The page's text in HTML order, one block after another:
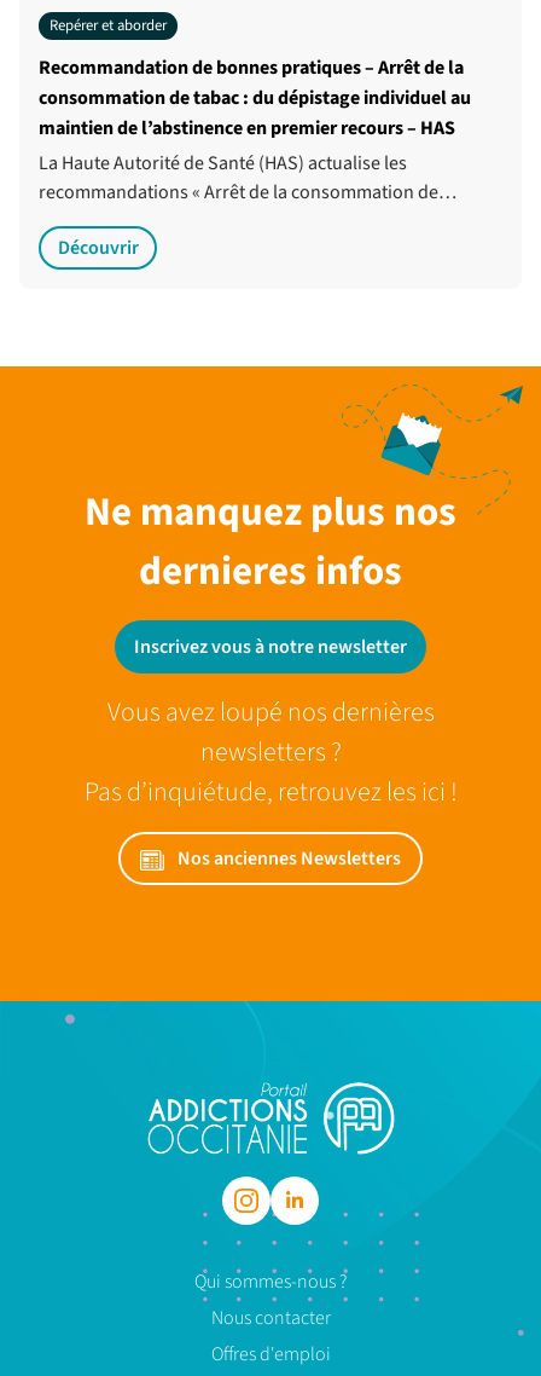
Repérer et aborder
Recommandation de bonnes pratiques – Arrêt de la
consommation de tabac : du dépistage individuel au
maintien de l’abstinence en premier recours – HAS
La Haute Autorité de Santé (HAS) actualise les
recommandations « Arrêt de la consommation de…
Découvrir
Ne manquez plus nos
dernieres infos
Inscrivez vous à notre newsletter
Vous avez loupé nos dernières
newsletters ?
Pas d’inquiétude, retrouvez les ici !
Nos anciennes Newsletters
Qui sommes-nous ?
Nous contacter
Offres d'emploi